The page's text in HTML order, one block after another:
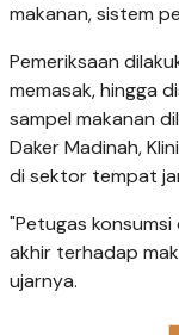
makanan, sistem
Pemeriksaan
memasak, hingga
sampel makanan
Daker Madinah,
di sektor tempat
"Petugas
akhir terhadap
ujarnya.